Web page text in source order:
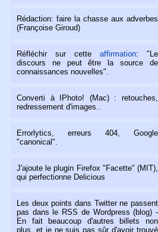
Rédaction: faire la chasse aux adverbes
(Françoise Giroud)
Réfléchir sur cette affirmation: "Le
discours ne peut être la source de
connaissances nouvelles".
Converti à IPhoto! (Mac) : retouches,
redressement d'images..
Errorlytics, erreurs 404, Google
"canonical".
J'ajoute le plugin Firefox "Facette" (MIT),
qui perfectionne Delicious
Les deux points dans Twitter ne passent
pas dans le RSS de Wordpress (blog) -
En fait beaucoup d'autres billets non
plus, et je ne suis pas sûr d'avoir trouvé